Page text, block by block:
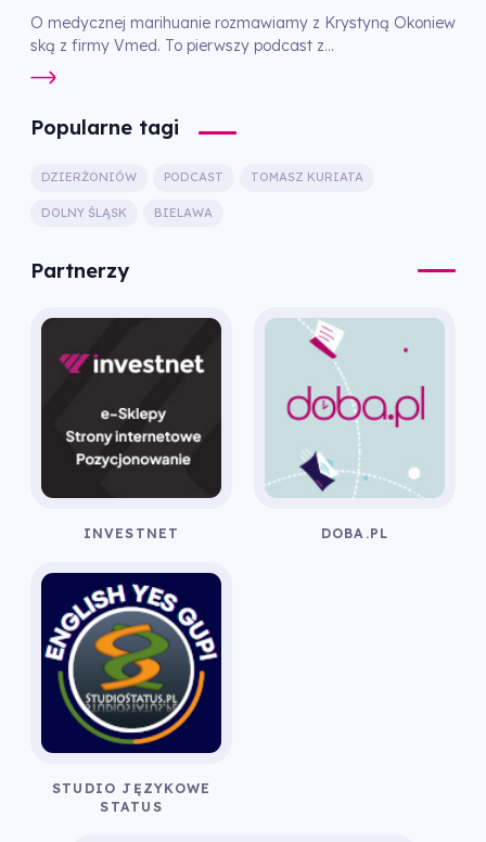
O medycznej marihuanie rozmawiamy z Krystyną Okoniew
ską z firmy Vmed. To pierwszy podcast z...
Popularne tagi
DZIERŻONIÓW PODCAST TOMASZ KURIATA
DOLNY ŚLĄSK BIELAWA
Partnerzy
INVESTNET DOBA.PL
STUDIO JĘZYKOWE
STATUS